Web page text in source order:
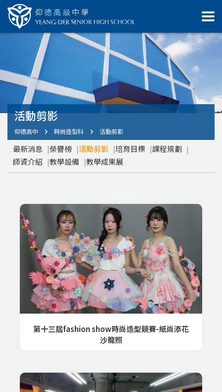
活動剪影
仰德高中 時尚造型科 活動剪影
最新消息 榮譽榜 活動剪影 培育目標
課程規劃
師資介紹
教學設備 教學成果展
第十三屆fashion show時尚造型競賽-紙尚添花
沙龍照